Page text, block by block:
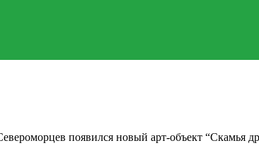
появился новый арт-объект “Скамья